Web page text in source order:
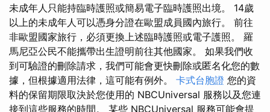
未成年人只能持臨時護照或簡易電子臨時護照出境。 14歲
以上的未成年人可以憑身分證在歐盟成員國內旅行。 前往
非歐盟國家旅行，必須更換上述臨時護照或電子護照。 羅
馬尼亞公民不能攜帶出生證明前往其他國家。 如果我們收
到可驗證的刪除請求，我們可能會更快刪除或匿名化您的數
據，但根據適用法律，這可能有例外。 卡式台胞證 您的資
料的保留期限取決於您使用的 NBCUniversal 服務以及您連
接到這些服務的時間。 某些 NBCUniversal 服務可能會提